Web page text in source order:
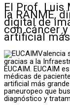
El Prof. Luis
la RANME,
digital de
con cáncer
artificial
Valencia
gracias a la
EUCAIM. EUCAIM
médicas de
artificial más
paneuropeo que
diagnóstico y